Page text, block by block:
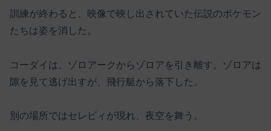
訓練が終わると、映像で映し出されていた伝説のポケモン
たちは姿を消した。
コーダイは、ゾロアークからゾロアを引き離す。ゾロアは
隙を見て逃げ出すが、飛行艇から落下した。
別の場所ではセレビィが現れ、夜空を舞う。